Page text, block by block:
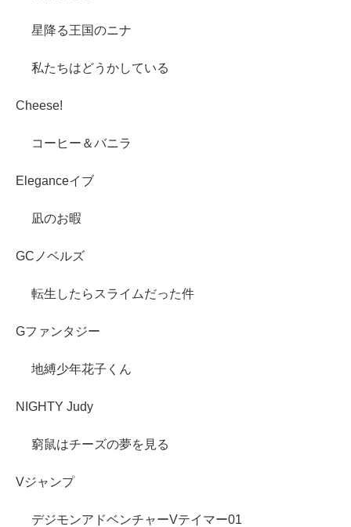
星降る王国のニナ
私たちはどうかしている
Cheese!
コーヒー＆バニラ
Eleganceイブ
凪のお暇
GCノベルズ
転生したらスライムだった件
Gファンタジー
地縛少年花子くん
NIGHTY Judy
窮鼠はチーズの夢を見る
Vジャンプ
デジモンアドベンチャーVテイマー01